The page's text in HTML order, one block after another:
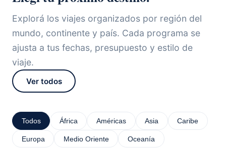
Explorá los viajes organizados por región del
mundo, continente y país. Cada programa se
ajusta a tus fechas, presupuesto y estilo de
viaje.
Ver todos
Todos África Américas Asia Caribe
Europa Medio Oriente Oceanía